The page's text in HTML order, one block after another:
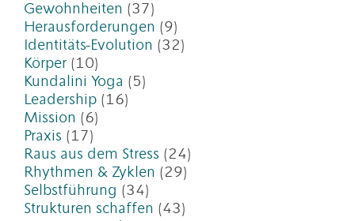
Gewohnheiten (37)
Herausforderungen (9)
Identitäts-Evolution (32)
Körper (10)
Kundalini Yoga (5)
Leadership (16)
Mission (6)
Praxis (17)
Raus aus dem Stress (24)
Rhythmen & Zyklen (29)
Selbstführung (34)
Strukturen schaffen (43)